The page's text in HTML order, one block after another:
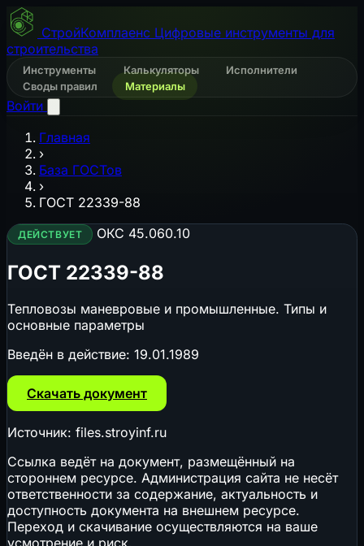
СтройКомплаенс Цифровые инструменты для
строительства
Инструменты Калькуляторы
Исполнители
Своды правил
Материалы
Войти
Главная
›
База ГОСТов
›
ГОСТ 22339-88
ДЕЙСТВУЕТ ОКС 45.060.10
ГОСТ 22339-88
Тепловозы маневровые и промышленные. Типы и
основные параметры
Введён в действие: 19.01.1989
Скачать документ
Источник: files.stroyinf.ru
Ссылка ведёт на документ, размещённый на
стороннем ресурсе. Администрация сайта не несёт
ответственности за содержание, актуальность и
доступность документа на внешнем ресурсе.
Переход и скачивание осуществляются на ваше
усмотрение и риск.